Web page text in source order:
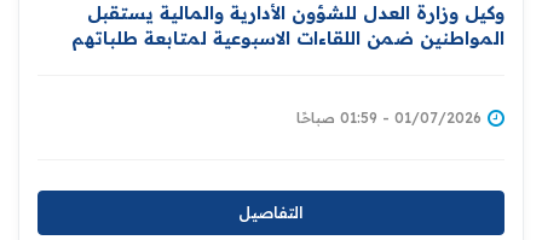
وكيل وزارة العدل للشؤون الأدارية والمالية يستقبل
المواطنين ضمن اللقاءات الاسبوعية لمتابعة طلباتهم
01/07/2026 - 01:59 صباحًا
التفاصيل